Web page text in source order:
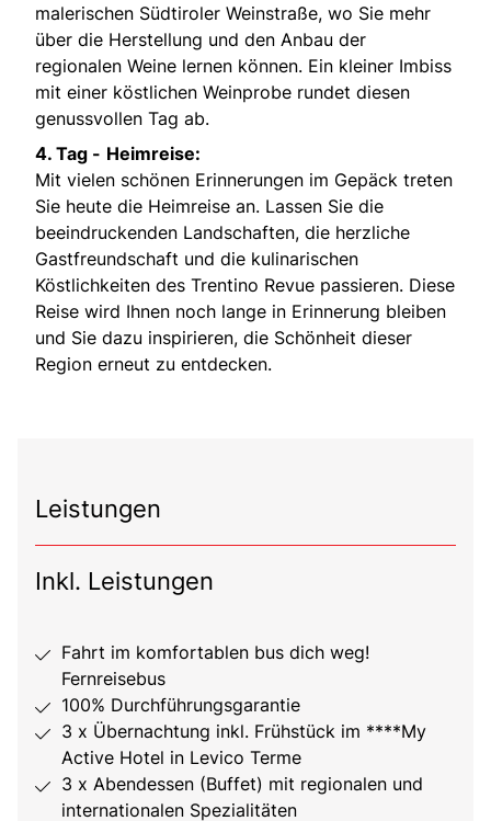
malerischen Südtiroler Weinstraße, wo Sie mehr
über die Herstellung und den Anbau der
regionalen Weine lernen können. Ein kleiner Imbiss
mit einer köstlichen Weinprobe rundet diesen
genussvollen Tag ab.
4. Tag - Heimreise:
Mit vielen schönen Erinnerungen im Gepäck treten
Sie heute die Heimreise an. Lassen Sie die
beeindruckenden Landschaften, die herzliche
Gastfreundschaft und die kulinarischen
Köstlichkeiten des Trentino Revue passieren. Diese
Reise wird Ihnen noch lange in Erinnerung bleiben
und Sie dazu inspirieren, die Schönheit dieser
Region erneut zu entdecken.
Leistungen
Inkl. Leistungen
Fahrt im komfortablen bus dich weg!
Fernreisebus
100% Durchführungsgarantie
3 x Übernachtung inkl. Frühstück im ****My
Active Hotel in Levico Terme
3 x Abendessen (Buffet) mit regionalen und
internationalen Spezialitäten